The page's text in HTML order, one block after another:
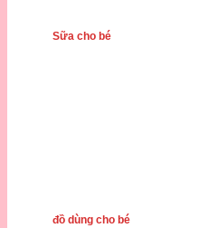
Sữa cho bé
đồ dùng cho bé